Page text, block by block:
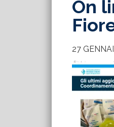
On
27